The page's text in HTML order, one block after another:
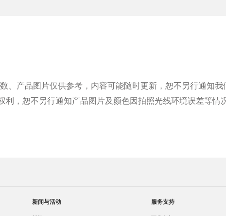
、产品图片仅供参考，内容可能随时更新，恕不另行通知
利，恕不另行通知产品图片及颜色因拍照光线环境误差等情
新闻与活动 服务支持